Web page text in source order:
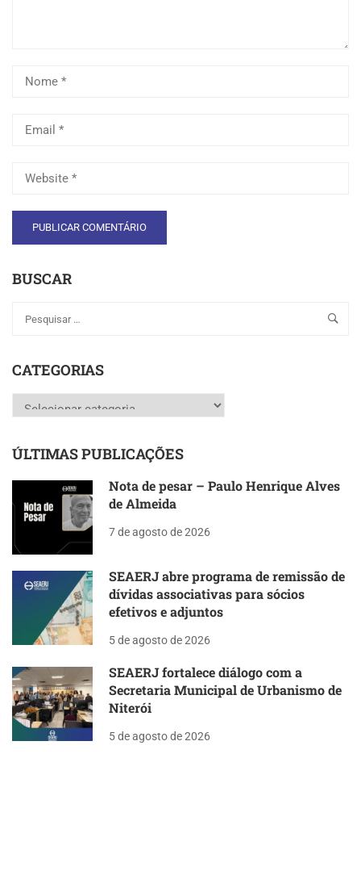
BUSCAR
CATEGORIAS
Categorias
ÚLTIMAS PUBLICAÇÕES
Nota de pesar – Paulo Henrique Alves
de Almeida
7 de agosto de 2026
SEAERJ abre programa de remissão de
dívidas associativas para sócios
efetivos e adjuntos
5 de agosto de 2026
SEAERJ fortalece diálogo com a
Secretaria Municipal de Urbanismo de
Niterói
5 de agosto de 2026